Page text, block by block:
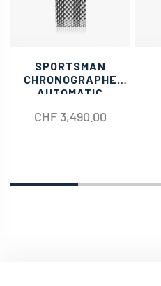
SPORTSMAN
CHRONOGRAPHE
AUTOMATIC
CHF3,490.00